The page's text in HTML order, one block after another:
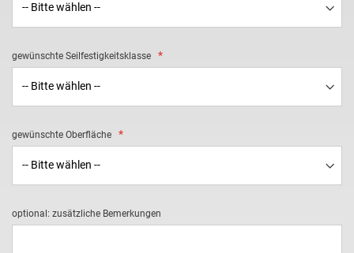
gewünschte Seilfestigkeitsklasse
gewünschte Oberfläche
optional: zusätzliche Bemerkungen